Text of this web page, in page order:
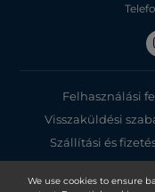
We use cookies to ensure
Felhasználási
Visszaküldési
Szállítási és